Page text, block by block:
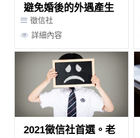
避免婚後的外遇產生
徵信社
詳細內容
2021徵信社首選。老